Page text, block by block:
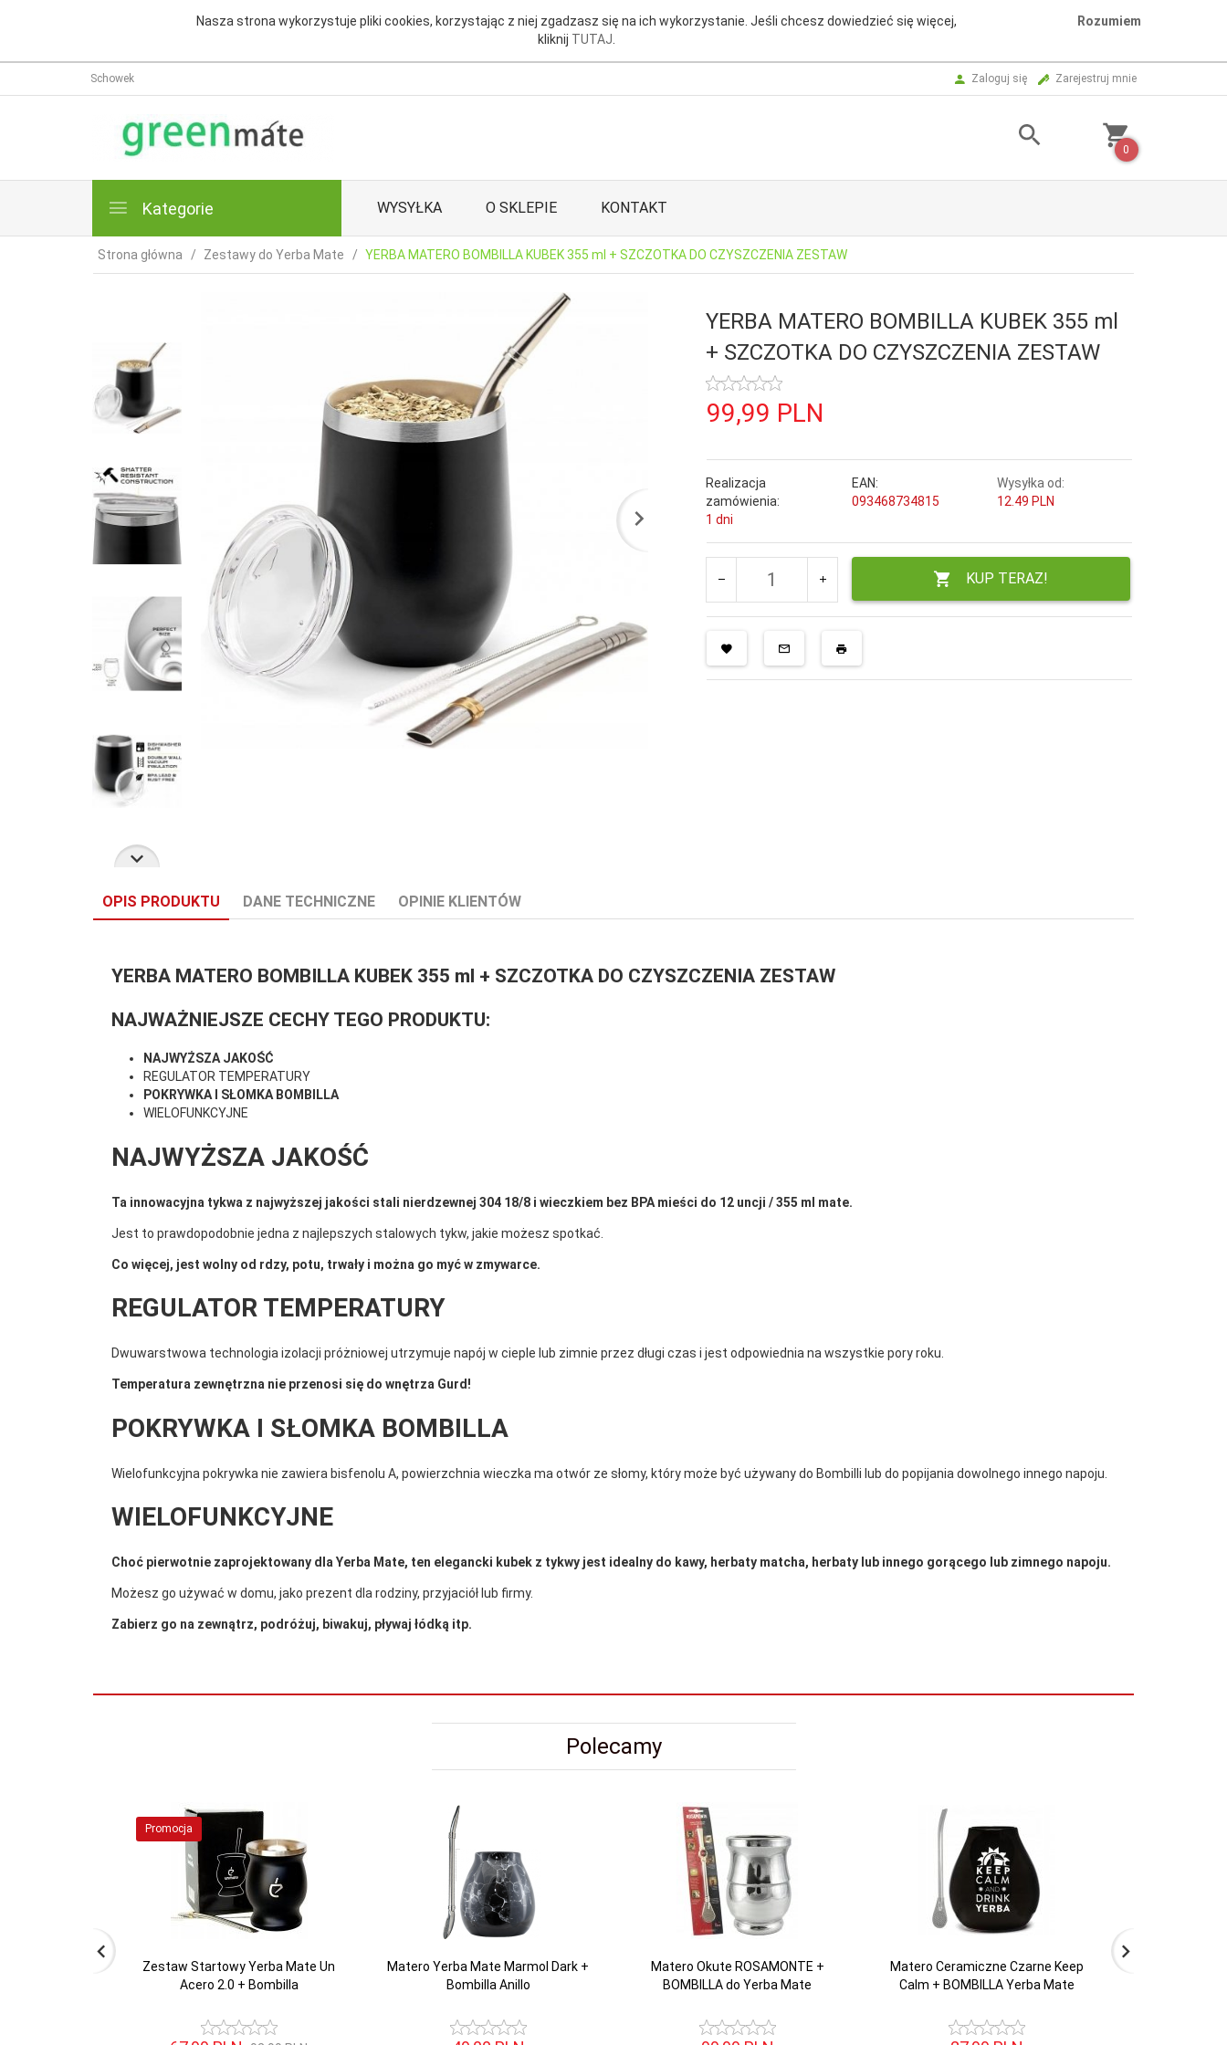
Nasza strona wykorzystuje pliki cookies, korzystając z niej zgadzasz się na ich wykorzystanie. Jeśli chcesz dowiedzieć się więcej,
kliknij TUTAJ.
Rozumiem
Schowek Zaloguj się Zarejestruj mnie
0
Kategorie WYSYŁKA O SKLEPIE KONTAKT
Strona główna Zestawy do Yerba Mate YERBA MATERO BOMBILLA KUBEK 355 ml + SZCZOTKA DO CZYSZCZENIA ZESTAW
YERBA MATERO BOMBILLA KUBEK 355 ml
+ SZCZOTKA DO CZYSZCZENIA ZESTAW
99,99 PLN
Realizacja
zamówienia:
1 dni
EAN:
093468734815
Wysyłka od:
12.49 PLN
KUP TERAZ!
OPIS PRODUKTU DANE TECHNICZNE OPINIE KLIENTÓW
YERBA MATERO BOMBILLA KUBEK 355 ml + SZCZOTKA DO CZYSZCZENIA ZESTAW
NAJWAŻNIEJSZE CECHY TEGO PRODUKTU:
NAJWYŻSZA JAKOŚĆ
REGULATOR TEMPERATURY
POKRYWKA I SŁOMKA BOMBILLA
WIELOFUNKCYJNE
NAJWYŻSZA JAKOŚĆ
Ta innowacyjna tykwa z najwyższej jakości stali nierdzewnej 304 18/8 i wieczkiem bez BPA mieści do 12 uncji / 355 ml mate.
Jest to prawdopodobnie jedna z najlepszych stalowych tykw, jakie możesz spotkać.
Co więcej, jest wolny od rdzy, potu, trwały i można go myć w zmywarce.
REGULATOR TEMPERATURY
Dwuwarstwowa technologia izolacji próżniowej utrzymuje napój w cieple lub zimnie przez długi czas i jest odpowiednia na wszystkie pory roku.
Temperatura zewnętrzna nie przenosi się do wnętrza Gurd!
POKRYWKA I SŁOMKA BOMBILLA
Wielofunkcyjna pokrywka nie zawiera bisfenolu A, powierzchnia wieczka ma otwór ze słomy, który może być używany do Bombilli lub do popijania dowolnego innego napoju.
WIELOFUNKCYJNE
Choć pierwotnie zaprojektowany dla Yerba Mate, ten elegancki kubek z tykwy jest idealny do kawy, herbaty matcha, herbaty lub innego gorącego lub zimnego napoju.
Możesz go używać w domu, jako prezent dla rodziny, przyjaciół lub firmy.
Zabierz go na zewnątrz, podróżuj, biwakuj, pływaj łódką itp.
Stan: Nowy
Polecamy
Promocja
Zestaw Startowy Yerba Mate Un
Acero 2.0 + Bombilla
Matero Yerba Mate Marmol Dark +
Bombilla Anillo
Matero Okute ROSAMONTE +
BOMBILLA do Yerba Mate
Matero Ceramiczne Czarne Keep
Calm + BOMBILLA Yerba Mate